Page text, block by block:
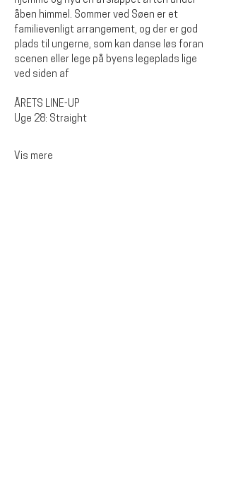
åben himmel. Sommer ved Søen er et
familievenligt arrangement, og der er god
plads til ungerne, som kan danse løs foran
scenen eller lege på byens legeplads lige
ved siden af
ÅRETS LINE-UP
Uge 28: Straight
Vis mere